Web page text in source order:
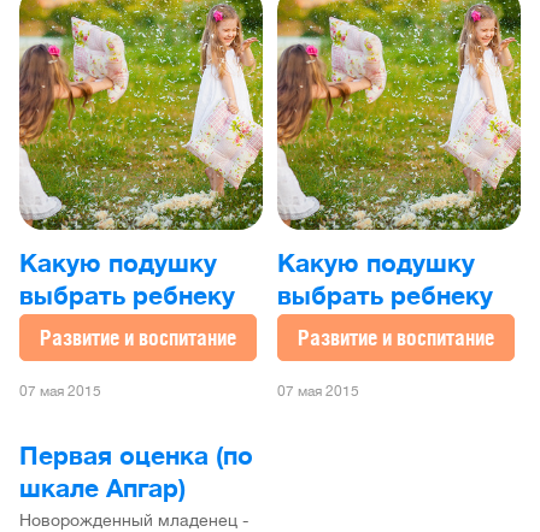
Какую подушку
выбрать ребнеку
Развитие и воспитание
07 мая 2015
Какую подушку
выбрать ребнеку
Развитие и воспитание
07 мая 2015
Первая оценка (по
шкале Апгар)
Новорожденный младенец -